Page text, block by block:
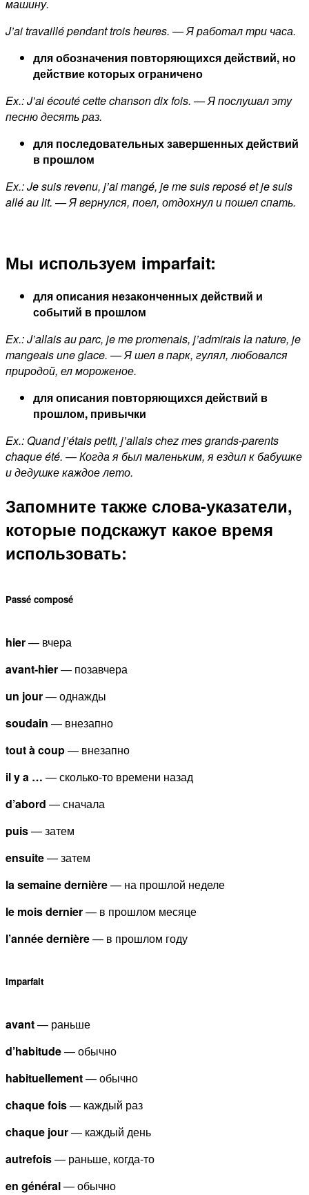
машину.
J’ai travaillé pendant trois heures. — Я работал три часа.
для обозначения повторяющихся действий, но
действие которых ограничено
Ex.: J’ai écouté cette chanson dix fois. — Я послушал эту
песню десять раз.
для последовательных завершенных действий
в прошлом
Ex.: Je suis revenu, j’ai mangé, je me suis reposé et je suis
allé au lit. — Я вернулся, поел, отдохнул и пошел спать.
Мы используем imparfait:
для описания незаконченных действий и
событий в прошлом
Ex.: J’allais au parc, je me promenais, j’admirais la nature, je
mangeais une glace. — Я шел в парк, гулял, любовался
природой, ел мороженое.
для описания повторяющихся действий в
прошлом, привычки
Ex.: Quand j’étais petit, j’allais chez mes grands-parents
chaque été. — Когда я был маленьким, я ездил к бабушке
и дедушке каждое лето.
Запомните также слова-указатели,
которые подскажут какое время
использовать:
Passé composé
hier— вчера
avant-hier— позавчера
un jour— однажды
soudain — внезапно
tout à coup— внезапно
il y a … — сколько-то времени назад
d’abord — сначала
puis— затем
ensuite— затем
la semaine dernière— на прошлой неделе
le mois dernier— в прошлом месяце
l’année dernière— в прошлом году
Imparfait
avant— раньше
d’habitude— обычно
habituellement— обычно
chaque fois— каждый раз
chaque jour— каждый день
autrefois— раньше, когда-то
en général— обычно